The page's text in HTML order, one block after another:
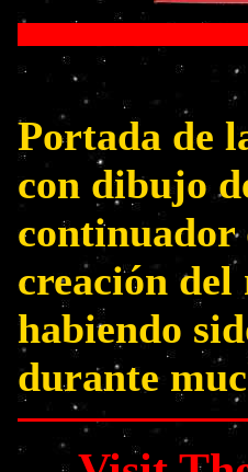
Portada de
con dibujo
continuador
creación
habiendo
durante